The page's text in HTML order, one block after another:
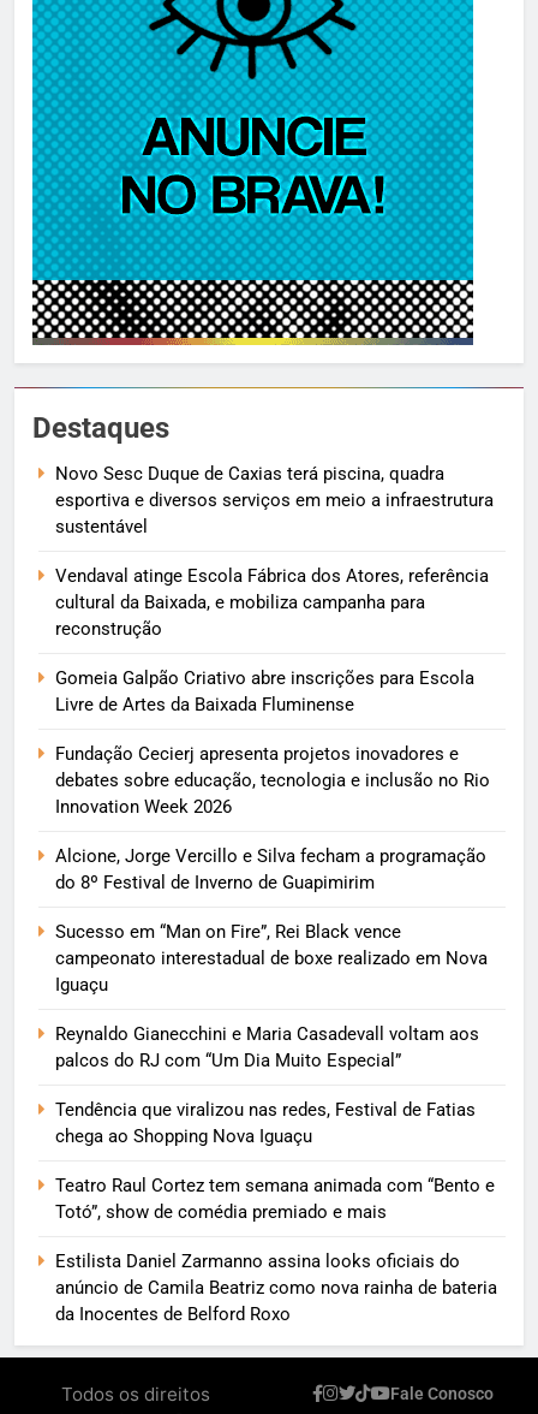
Destaques
Novo Sesc Duque de Caxias terá piscina, quadra
esportiva e diversos serviços em meio a infraestrutura
sustentável
Vendaval atinge Escola Fábrica dos Atores, referência
cultural da Baixada, e mobiliza campanha para
reconstrução
Gomeia Galpão Criativo abre inscrições para Escola
Livre de Artes da Baixada Fluminense
Fundação Cecierj apresenta projetos inovadores e
debates sobre educação, tecnologia e inclusão no Rio
Innovation Week 2026
Alcione, Jorge Vercillo e Silva fecham a programação
do 8º Festival de Inverno de Guapimirim
Sucesso em “Man on Fire”, Rei Black vence
campeonato interestadual de boxe realizado em Nova
Iguaçu
Reynaldo Gianecchini e Maria Casadevall voltam aos
palcos do RJ com “Um Dia Muito Especial”
Tendência que viralizou nas redes, Festival de Fatias
chega ao Shopping Nova Iguaçu
Teatro Raul Cortez tem semana animada com “Bento e
Totó”, show de comédia premiado e mais
Estilista Daniel Zarmanno assina looks oficiais do
anúncio de Camila Beatriz como nova rainha de bateria
da Inocentes de Belford Roxo
Todos os direitos
Fale Conosco